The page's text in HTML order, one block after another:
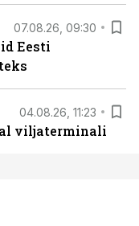
07.08.26, 09:30
Eesti
04.08.26, 11:23
viljaterminali